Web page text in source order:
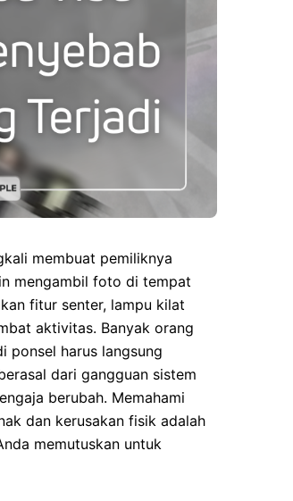
membuat pemiliknya
mengambil foto di tempat
fitur senter, lampu kilat
aktivitas. Banyak orang
ponsel harus langsung
dari gangguan sistem
berubah. Memahami
dan kerusakan fisik adalah
memutuskan untuk